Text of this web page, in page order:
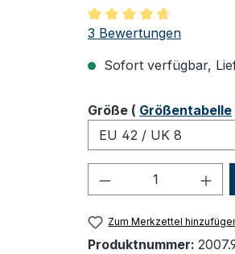
Durchschnittliche
3 Bewertungen
Sofort verfügbar,
Größeauswählen
( Größentabelle
Produkt
Zum Merkzettel
Produktnummer: